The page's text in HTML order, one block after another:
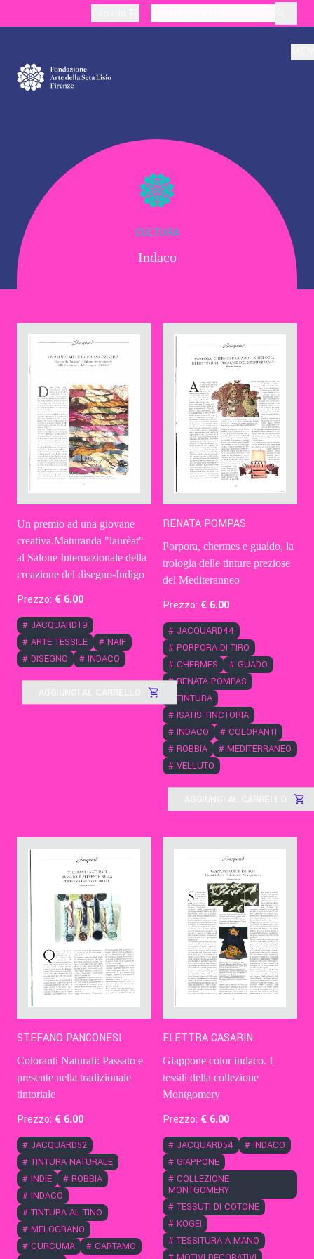
Produzione
Didattica
Cultura
Contatti
Eng
CULTURA
Indaco
Un premio ad una giovane
creativa.Maturanda "laurèat"
al Salone Internazionale della
creazione del disegno-Indigo
Prezzo: € 6.00
# JACQUARD19
# ARTE TESSILE # NAIF
# DISEGNO # INDACO
AGGIUNGI AL CARRELLO
RENATA POMPAS
Porpora, chermes e gualdo, la
trologia delle tinture preziose
del Mediteranneo
Prezzo: € 6.00
# JACQUARD44
# PORPORA DI TIRO
# CHERMES # GUADO
#RENATA POMPAS
TINTURA
# ISATIS TINCTORIA
# INDACO # COLORANTI
# ROBBIA # MEDITERRANEO
# VELLUTO
AGGIUNGI AL CARRELLO
STEFANO PANCONESI
Coloranti Naturali: Passato e
presente nella tradizionale
tintoriale
Prezzo: € 6.00
# JACQUARD52
# TINTURA NATURALE
# INDIE # ROBBIA
# INDACO
# TINTURA AL TINO
# MELOGRANO
# CURCUMA # CARTAMO
ELETTRA CASARIN
Giappone color indaco. I
tessili della collezione
Montgomery
Prezzo: € 6.00
# JACQUARD54 # INDACO
# GIAPPONE
# COLLEZIONE
MONTGOMERY
# TESSUTI DI COTONE
# KOGEI
# TESSITURA A MANO